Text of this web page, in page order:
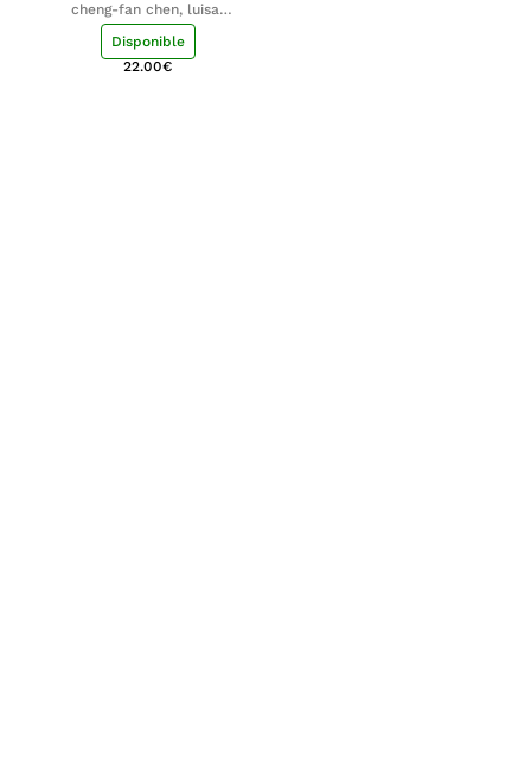
cheng-fan chen, luisa;
shu-ying chang, luisa
Disponible
22.00€